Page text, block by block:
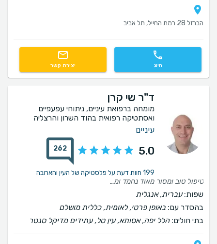
הברזל 28 רמת החייל, תל אביב
חיוג יצירת קשר
ד"ר שי קרן
מומחה ברפואת עיניים, ניתוחי עפעפיים
ואסתטיקה רפואית בהוד השרון והרצליה
עיניים
5.0
262
199 חוות דעת על פלסטיקה של העין והארובה
טיפול טוב ומסור מאוד נחמד ומסביר אמליץ עליו בחום
שפות:עברית, אנגלית
בהסדר עם: באופן פרטי, לאומית, כללית מושלם
בתי חולים:הלל יפה, אסותא, עין טל, עתידים מדיקל סנטר